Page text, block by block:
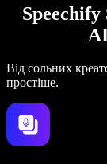
Від сольних
простіше.